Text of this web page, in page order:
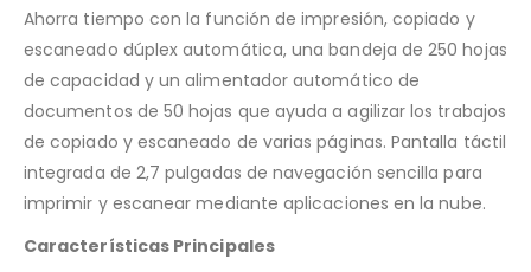
Ahorra tiempo con la función de impresión, copiado y
escaneado dúplex automática, una bandeja de 250 hojas
de capacidad y un alimentador automático de
documentos de 50 hojas que ayuda a agilizar los trabajos
de copiado y escaneado de varias páginas. Pantalla táctil
integrada de 2,7 pulgadas de navegación sencilla para
imprimir y escanear mediante aplicaciones en la nube.
Características Principales